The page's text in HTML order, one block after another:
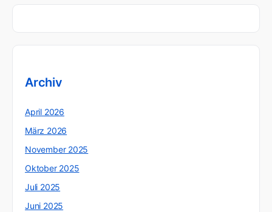
Archiv
April 2026
März 2026
November 2025
Oktober 2025
Juli 2025
Juni 2025